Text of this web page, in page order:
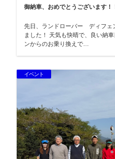
御納車、おめでとうございます！
先日、ランドローバー ディフェ
ました！ 天気も快晴で、良い納車日和でした！ ポルシェ マカ
ンからのお乗り換えで…
イベント